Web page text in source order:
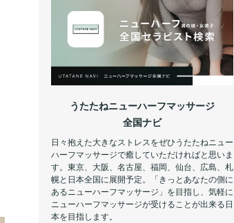
うたたねニューハーフマッサージ
全国ナビ
日々抱えた大きなストレスをぜひうたたねニュー
ハーフマッサージで癒していただければと思いま
す。東京、大阪、名古屋、福岡、仙台、広島、札
幌と日本全国に展開予定。「きっとあなたの側に
あるニューハーフマッサージ」を目指し、気軽に
ニューハーフマッサージが受けることが出来る日
本を目指します。